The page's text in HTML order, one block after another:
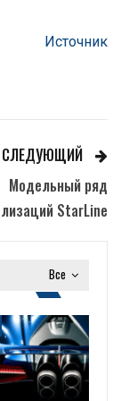
Источник
СЛЕДУЮЩИЙ
Модельный ряд
StarLine
Все